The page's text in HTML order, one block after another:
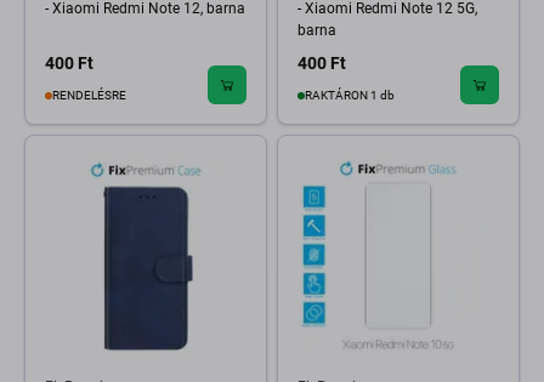
- Xiaomi Redmi Note 12, barna
400 Ft
RENDELÉSRE
- Xiaomi Redmi Note 12 5G,
barna
400 Ft
RAKTÁRON 1 db